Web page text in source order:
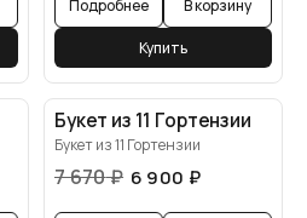
Подробнее В корзину
Купить
Букет из 11 Гортензии
Букет из 11 Гортензии
7 670₽ 6 900 ₽